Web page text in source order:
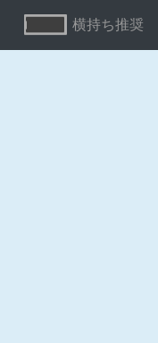
横持ち推奨